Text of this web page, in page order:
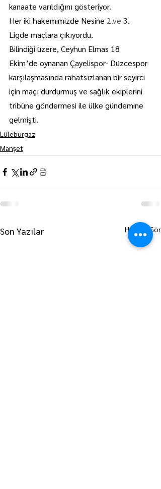
kanaate varıldığını gösteriyor.
Her iki hakemimizde Nesine 2.ve 3.
Ligde maçlara çıkıyordu.
Bilindiği üzere, Ceyhun Elmas 18
Ekim’de oynanan Çayelispor- Düzcespor
karşılaşmasında rahatsızlanan bir seyirci
için maçı durdurmuş ve sağlık ekiplerini
tribüne göndermesi ile ülke gündemine
gelmişti.
Lüleburgaz
Manşet
Son Yazılar Hepsini Gör